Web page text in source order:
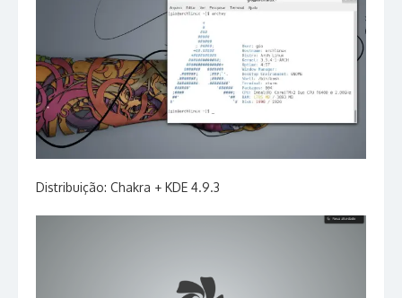
Distribuição: Chakra + KDE 4.9.3